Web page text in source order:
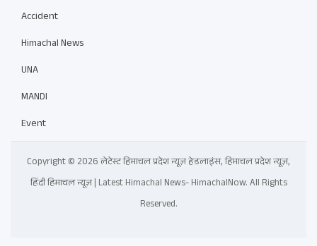
Accident
Himachal News
UNA
MANDI
Event
Copyright © 2026 लेटेस्ट हिमाचल प्रदेश न्यूज़ हेडलाइंस, हिमाचल प्रदेश न्यूज़,
हिंदी हिमाचल न्यूज़ | Latest Himachal News- HimachalNow. All Rights
Reserved.